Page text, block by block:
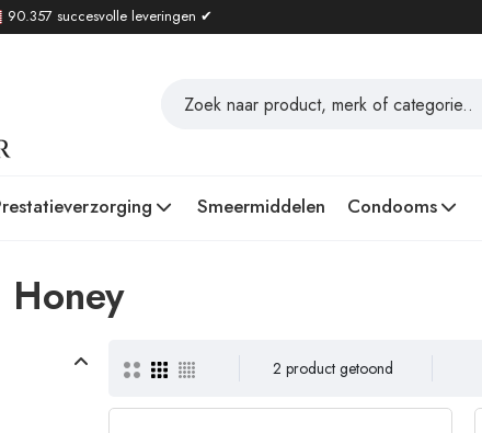
90.357 succesvolle leveringen ✔
Smeermiddelen Condooms
2 product getoond